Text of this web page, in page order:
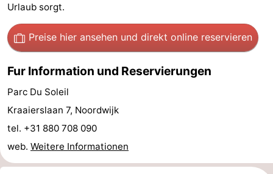
Adressen
Region
Nordholland
Natur
-
Urlaub sorgt.
Preise hier ansehen und direkt online reservieren
Fur Information und Reservierungen
Parc Du Soleil
Kraaierslaan 7, Noordwijk
tel. +31 880 708 090
web. Weitere Informationen